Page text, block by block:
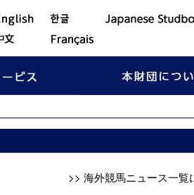
>> 海外競馬ニュース一覧